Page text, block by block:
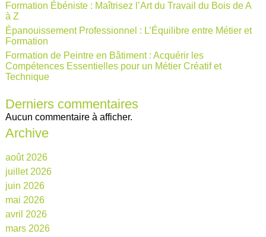
Formation Ébéniste : Maîtrisez l’Art du Travail du Bois de A
à Z
Épanouissement Professionnel : L’Équilibre entre Métier et
Formation
Formation de Peintre en Bâtiment : Acquérir les
Compétences Essentielles pour un Métier Créatif et
Technique
Derniers commentaires
Aucun commentaire à afficher.
Archive
août 2026
juillet 2026
juin 2026
mai 2026
avril 2026
mars 2026